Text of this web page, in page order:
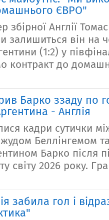
ЄВРО"
збірної Англії
залишиться він на
(1:2) у
контракт до
Барко ззаду по
- Англія
кадри сутички
Беллінгемом
Барко після
світу 2026 року.
забила гол і